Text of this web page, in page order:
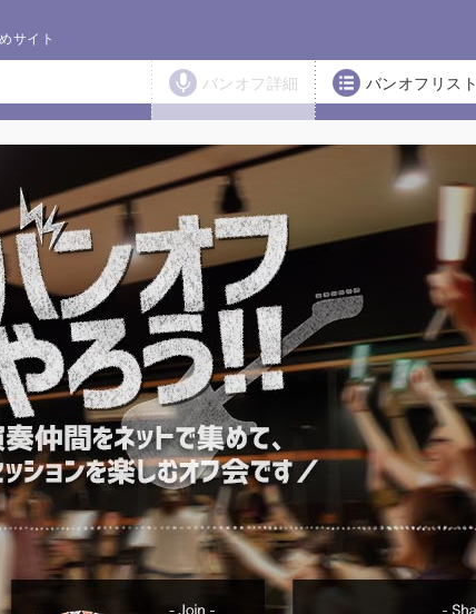
サイト
バンオフ詳細 バンオフリスト